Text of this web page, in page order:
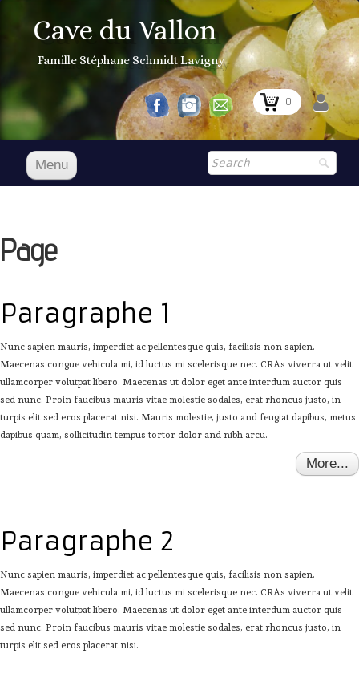
Cave du Vallon
Famille Stéphane Schmidt Lavigny
0
Menu
Accueil
Présentation
Dégustation
Login▼
English▼
Page
Paragraphe 1
Nunc sapien mauris, imperdiet ac pellentesque quis, facilisis non sapien.
Maecenas congue vehicula mi, id luctus mi scelerisque nec. CRAs viverra ut velit
ullamcorper volutpat libero. Maecenas ut dolor eget ante interdum auctor quis
sed nunc. Proin faucibus mauris vitae molestie sodales, erat rhoncus justo, in
turpis elit sed eros placerat nisi. Mauris molestie, justo and feugiat dapibus, metus
dapibus quam, sollicitudin tempus tortor dolor and nibh arcu.
More...
Paragraphe 2
Nunc sapien mauris, imperdiet ac pellentesque quis, facilisis non sapien.
Maecenas congue vehicula mi, id luctus mi scelerisque nec. CRAs viverra ut velit
ullamcorper volutpat libero. Maecenas ut dolor eget ante interdum auctor quis
sed nunc. Proin faucibus mauris vitae molestie sodales, erat rhoncus justo, in
turpis elit sed eros placerat nisi.